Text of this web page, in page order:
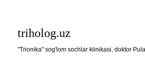
triholog.uz
"Trionika" sog'lom sochlar klinikasi, doktor